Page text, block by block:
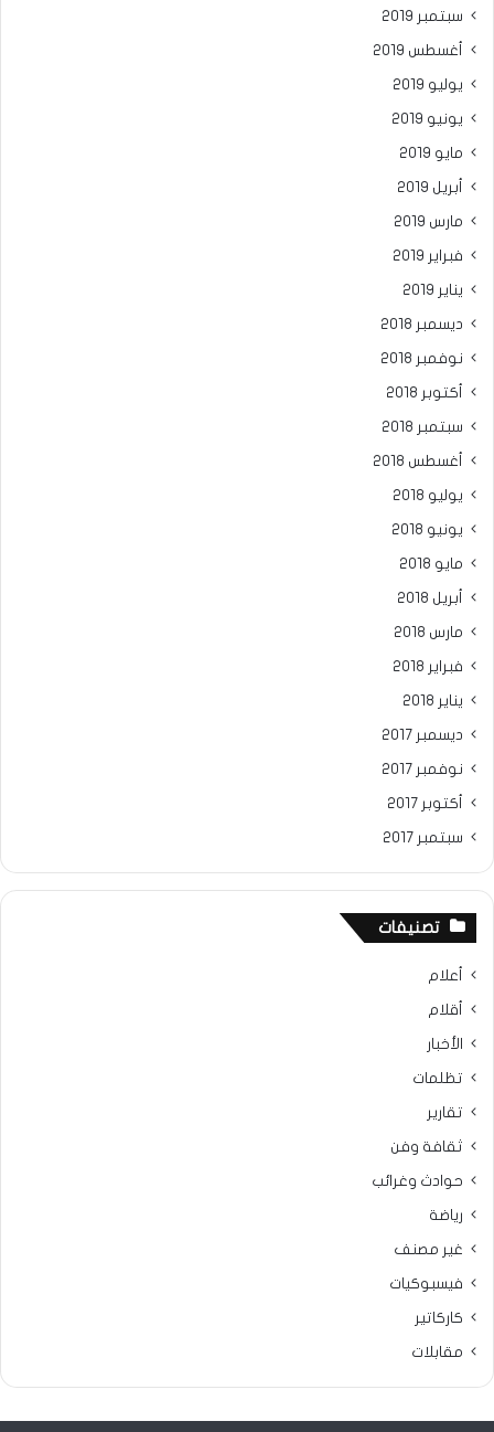
سبتمبر 2019
أغسطس 2019
يوليو 2019
يونيو 2019
مايو 2019
أبريل 2019
مارس 2019
فبراير 2019
يناير 2019
ديسمبر 2018
نوفمبر 2018
أكتوبر 2018
سبتمبر 2018
أغسطس 2018
يوليو 2018
يونيو 2018
مايو 2018
أبريل 2018
مارس 2018
فبراير 2018
يناير 2018
ديسمبر 2017
نوفمبر 2017
أكتوبر 2017
سبتمبر 2017
تصنيفات
أعلام
أقلام
الأخبار
تظلمات
تقارير
ثقافة وفن
حوادث وغرائب
رياضة
غير مصنف
فيسبوكيات
كاركاتير
مقابلات